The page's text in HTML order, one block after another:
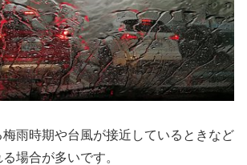
雨時期や台風が接近しているときなど
場合が多いです。